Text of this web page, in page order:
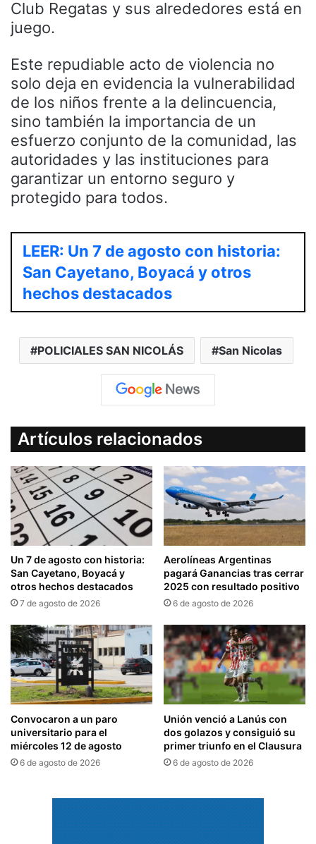
Club Regatas y sus alrededores está en
juego.
Este repudiable acto de violencia no
solo deja en evidencia la vulnerabilidad
de los niños frente a la delincuencia,
sino también la importancia de un
esfuerzo conjunto de la comunidad, las
autoridades y las instituciones para
garantizar un entorno seguro y
protegido para todos.
LEER: Un 7 de agosto con historia:
San Cayetano, Boyacá y otros
hechos destacados
POLICIALES SAN NICOLÁS San Nicolas
Artículos relacionados
Un 7 de agosto con historia:
San Cayetano, Boyacá y
otros hechos destacados
7 de agosto de 2026
Aerolíneas Argentinas
pagará Ganancias tras cerrar
2025 con resultado positivo
6 de agosto de 2026
Convocaron a un paro
universitario para el
miércoles 12 de agosto
6 de agosto de 2026
Unión venció a Lanús con
dos golazos y consiguió su
primer triunfo en el Clausura
6 de agosto de 2026